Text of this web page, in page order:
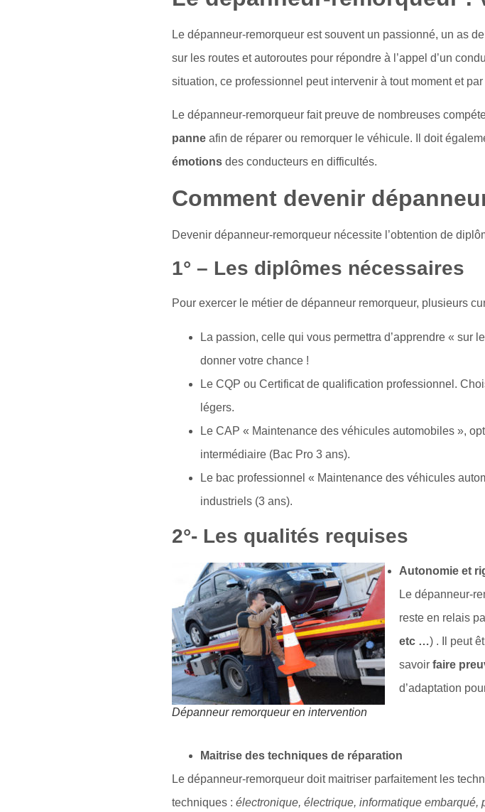
Le dépanneur-remorqueur est souvent un passionné, un as
sur les routes et autoroutes pour répondre à l’appel d’un
situation, ce professionnel peut intervenir à tout moment et
Le dépanneur-remorqueur fait preuve de nombreuses
panne afin de réparer ou remorquer le véhicule. Il doit
émotions des conducteurs en difficultés.
Comment devenir
Devenir dépanneur-remorqueur nécessite l’obtention de
1° – Les diplômes nécessaires
Pour exercer le métier de dépanneur remorqueur, plusieurs
La passion, celle qui vous permettra d’apprendre « sur
donner votre chance !
Le CQP ou Certificat de qualification professionnel.
légers.
Le CAP « Maintenance des véhicules automobiles »,
intermédiaire (Bac Pro 3 ans).
Le bac professionnel « Maintenance des véhicules
industriels (3 ans).
2°- Les qualités requises
Dépanneur remorqueur en intervention
Autonomie et
Le dépanneur-
reste en relais
etc …) . Il peut
savoir faire
d’adaptation
Maitrise des techniques de réparation
Le dépanneur-remorqueur doit maitriser parfaitement les
techniques : électronique, électrique, informatique